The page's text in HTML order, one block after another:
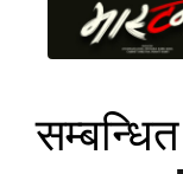
सम्बन्धित